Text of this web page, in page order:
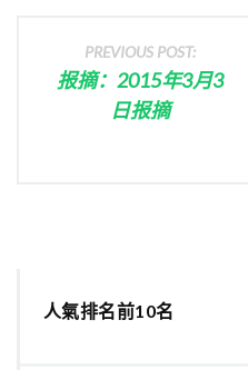
PREVIOUS POST:
报摘：2015年3月3
日报摘
人氣排名前10名